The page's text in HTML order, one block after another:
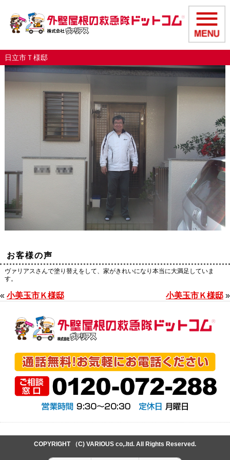
日立市Ｔ様邸
お客様の声
ヴァリアスさんで塗り替えをして、家がきれいになり本当に大満足していま
す。
« 小美玉市Ｋ様邸 小美玉市Ｋ様邸 »
COPYRIGHT （C) VARIOUS co,.ltd. All Rights Reserved.